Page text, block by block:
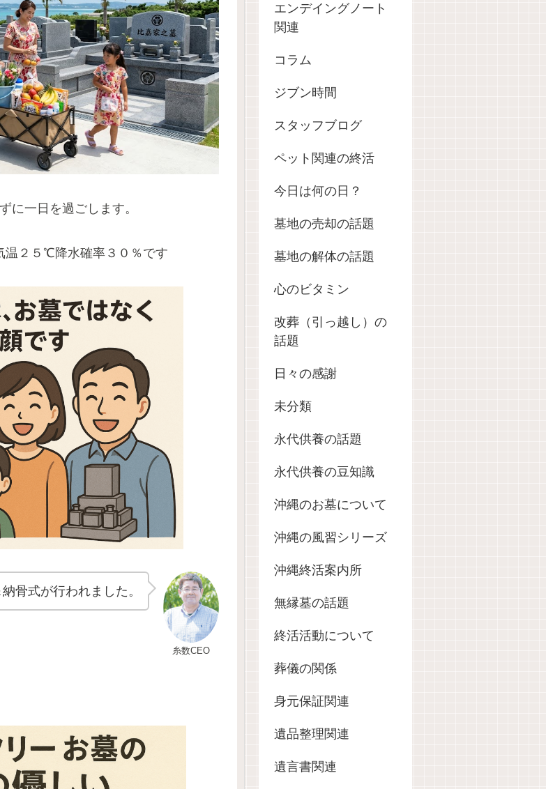
に一日を過ごします。
２５℃降水確率３０％です
糸数CEO
骨式が行われました。
エンデイングノート
関連
コラム
ジブン時間
スタッフブログ
ペット関連の終活
今日は何の日？
墓地の売却の話題
墓地の解体の話題
心のビタミン
改葬（引っ越し）の
話題
日々の感謝
未分類
永代供養の話題
永代供養の豆知識
沖縄のお墓について
沖縄の風習シリーズ
沖縄終活案内所
無縁墓の話題
終活活動について
葬儀の関係
身元保証関連
遺品整理関連
遺言書関連